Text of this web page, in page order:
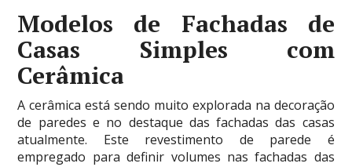
Modelos de Fachadas de
Casas Simples com
Cerâmica
A cerâmica está sendo muito explorada na decoração
de paredes e no destaque das fachadas das casas
atualmente. Este revestimento de parede é
empregado para definir volumes nas fachadas das